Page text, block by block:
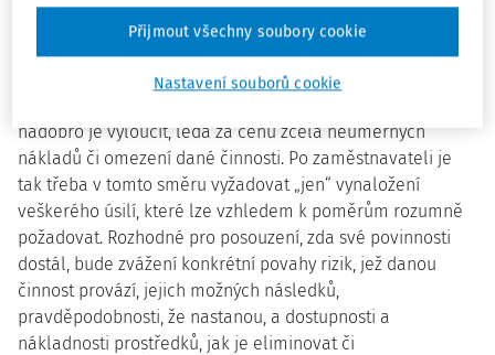
deliktu na úseku bezpečnosti práce tím, že nepřijme
opatření proti opakování pracovních úrazů“, nemůže být
vnímána absolutně, neboť z povahy věci se při řadě
nadobro je vyloučit, leda za cenu zcela neúměrných
nákladů či omezení dané činnosti. Po zaměstnavateli je
tak třeba v tomto směru vyžadovat „jen“ vynaložení
veškerého úsilí, které lze vzhledem k poměrům rozumně
požadovat. Rozhodné pro posouzení, zda své povinnosti
dostál, bude zvážení konkrétní povahy rizik, jež danou
činnost provází, jejich možných následků,
pravděpodobnosti, že nastanou, a dostupnosti a
nákladnosti prostředků, jak je eliminovat či
Nastavení souborů cookie
Přijmout všechny soubory cookie